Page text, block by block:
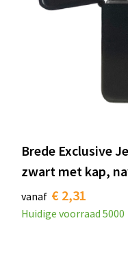
Brede Exclusive
zwart met kap,
vanaf € 2,31
Huidige voorraad 5000